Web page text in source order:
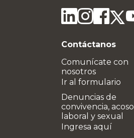
Contáctanos
Comunícate con
nosotros
Ir al formulario
Denuncias de
convivencia, acoso
laboral y sexual
Ingresa aquí